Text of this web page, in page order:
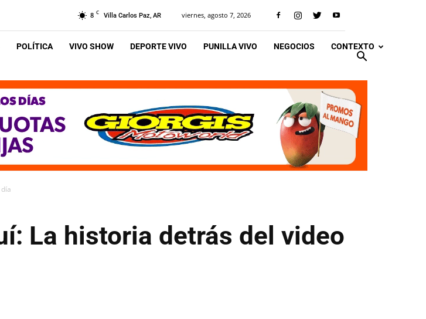
8 C Villa Carlos Paz, AR viernes, agosto 7, 2026
POLÍTICA VIVO SHOW DEPORTE VIVO PUNILLA VIVO NEGOCIOS CONTEXTO
La historia detrás del video